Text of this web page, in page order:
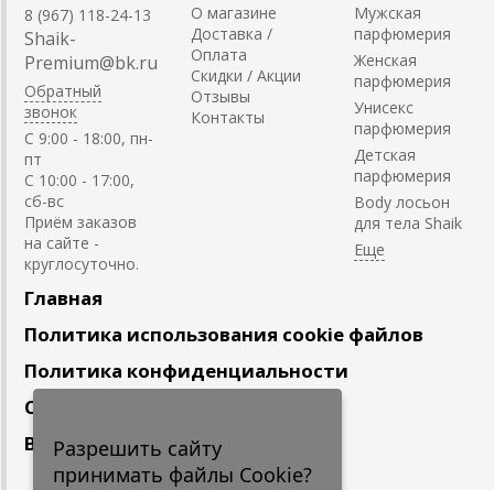
8 (967) 118-24-13
Shaik-
Premium@bk.ru
Обратный
звонок
C 9:00 - 18:00, пн-
пт
С 10:00 - 17:00,
сб-вс
Приём заказов
на сайте -
круглосуточно.
О магазине
Доставка /
Оплата
Скидки / Акции
Отзывы
Контакты
Мужская
парфюмерия
Женская
парфюмерия
Унисекс
парфюмерия
Детская
парфюмерия
Body лосьон
для тела Shaik
Главная
Политика использования cookie файлов
Политика конфиденциальности
Сотрудничество
Вакансии
Разрешить сайту
принимать файлы Cookie?